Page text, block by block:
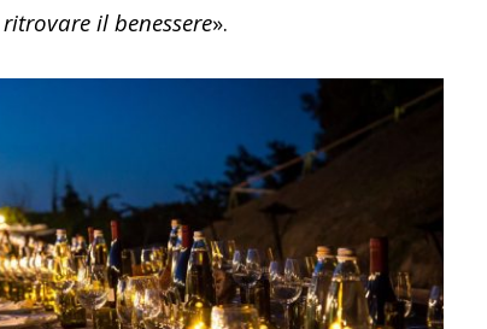
il benessere».